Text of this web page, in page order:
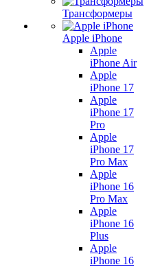
Трансформеры
Apple iPhone
Apple
iPhone Air
Apple
iPhone 17
Apple
iPhone 17
Pro
Apple
iPhone 17
Pro Max
Apple
iPhone 16
Pro Max
Apple
iPhone 16
Plus
Apple
iPhone 16